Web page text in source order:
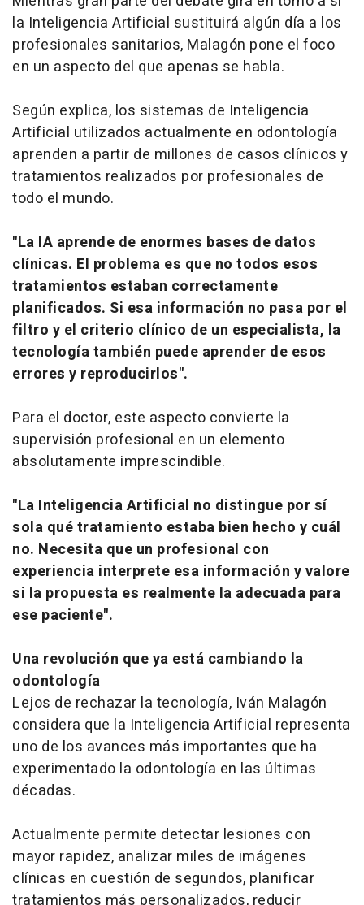
la Inteligencia Artificial sustituirá algún día a los
profesionales sanitarios, Malagón pone el foco
en un aspecto del que apenas se habla.
Según explica, los sistemas de Inteligencia
Artificial utilizados actualmente en odontología
aprenden a partir de millones de casos clínicos y
tratamientos realizados por profesionales de
todo el mundo.
"La IA aprende de enormes bases de datos
clínicas. El problema es que no todos esos
tratamientos estaban correctamente
planificados. Si esa información no pasa por el
filtro y el criterio clínico de un especialista, la
tecnología también puede aprender de esos
errores y reproducirlos".
Para el doctor, este aspecto convierte la
supervisión profesional en un elemento
absolutamente imprescindible.
"La Inteligencia Artificial no distingue por sí
sola qué tratamiento estaba bien hecho y cuál
no. Necesita que un profesional con
experiencia interprete esa información y valore
si la propuesta es realmente la adecuada para
ese paciente".
Una revolución que ya está cambiando la
odontología
Lejos de rechazar la tecnología, Iván Malagón
considera que la Inteligencia Artificial representa
uno de los avances más importantes que ha
experimentado la odontología en las últimas
décadas.
Actualmente permite detectar lesiones con
mayor rapidez, analizar miles de imágenes
clínicas en cuestión de segundos, planificar